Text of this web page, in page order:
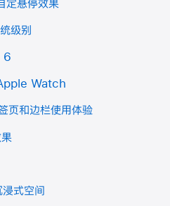
悬停效果
级别
6
Watch
页和边栏使用体验
式空间